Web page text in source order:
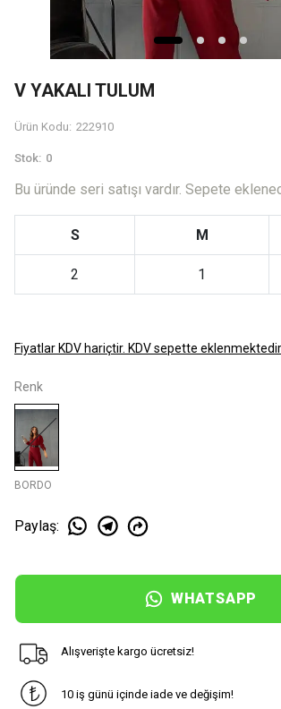
V YAKALI TULUM
Ürün Kodu: 222910
Stok: 0
Bu üründe seri satışı vardır. Sepete
S M
2 1
Fiyatlar KDV hariçtir. KDV sepette eklenmektedir.
Renk
BORDO
Paylaş:
WHATSAPP
Alışverişte kargo ücretsiz!
10 iş günü içinde iade ve değişim!